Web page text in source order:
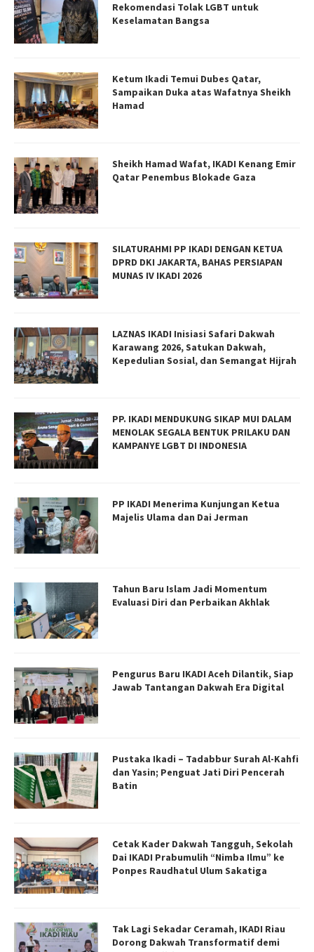
Rekomendasi Tolak LGBT untuk
Keselamatan Bangsa
Ketum Ikadi Temui Dubes Qatar,
Sampaikan Duka atas Wafatnya Sheikh
Hamad
Sheikh Hamad Wafat, IKADI Kenang Emir
Qatar Penembus Blokade Gaza
SILATURAHMI PP IKADI DENGAN KETUA
DPRD DKI JAKARTA, BAHAS PERSIAPAN
MUNAS IV IKADI 2026
LAZNAS IKADI Inisiasi Safari Dakwah
Karawang 2026, Satukan Dakwah,
Kepedulian Sosial, dan Semangat Hijrah
PP. IKADI MENDUKUNG SIKAP MUI DALAM
MENOLAK SEGALA BENTUK PRILAKU DAN
KAMPANYE LGBT DI INDONESIA
PP IKADI Menerima Kunjungan Ketua
Majelis Ulama dan Dai Jerman
Tahun Baru Islam Jadi Momentum
Evaluasi Diri dan Perbaikan Akhlak
Pengurus Baru IKADI Aceh Dilantik, Siap
Jawab Tantangan Dakwah Era Digital
Pustaka Ikadi – Tadabbur Surah Al-Kahfi
dan Yasin; Penguat Jati Diri Pencerah
Batin
Cetak Kader Dakwah Tangguh, Sekolah
Dai IKADI Prabumulih “Nimba Ilmu” ke
Ponpes Raudhatul Ulum Sakatiga
Tak Lagi Sekadar Ceramah, IKADI Riau
Dorong Dakwah Transformatif demi